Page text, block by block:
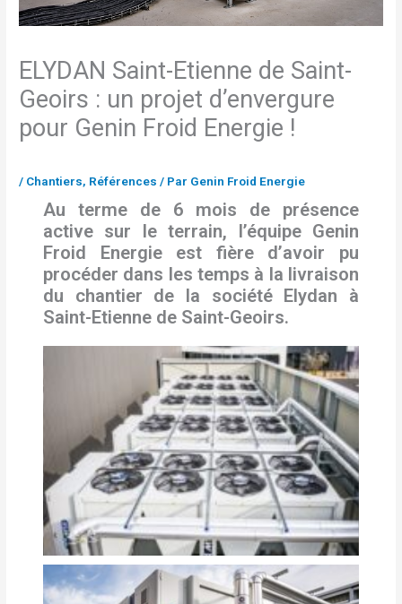
ELYDAN Saint-Etienne de Saint-
Geoirs : un projet d’envergure
pour Genin Froid Energie !
/ Chantiers, Références / Par Genin Froid Energie
Au terme de 6 mois de présence
active sur le terrain, l’équipe Genin
Froid Energie est fière d’avoir pu
procéder dans les temps à la livraison
du chantier de la société Elydan à
Saint-Etienne de Saint-Geoirs.